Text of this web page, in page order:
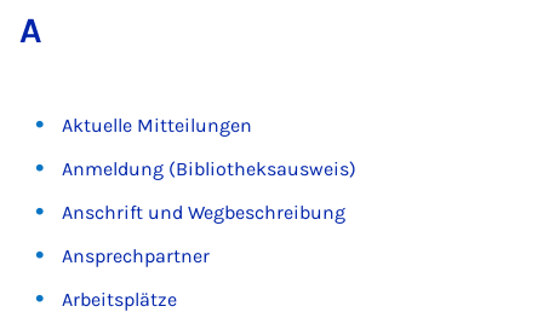
A
Aktuelle Mitteilungen
Anmeldung (Bibliotheksausweis)
Anschrift und Wegbeschreibung
Ansprechpartner
Arbeitsplätze